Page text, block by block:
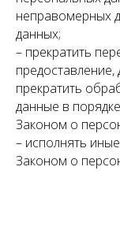
неправомерных
данных;
– прекратить
прекратить
данные в
Законом о
– исполнять
Законом о